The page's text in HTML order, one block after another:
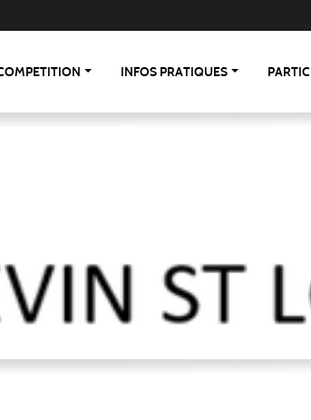
INFOS PRATIQUES